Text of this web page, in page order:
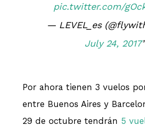
pic.twitter.com/
— LEVEL_es
July 24, 2017
Por ahora tienen 3 vuelos
entre Buenos Aires y
29 de octubre tendrán 5